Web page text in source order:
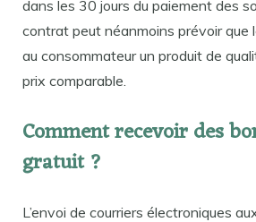
dans les 30 jours du paiement des
contrat peut néanmoins prévoir que
au consommateur un produit de
prix comparable.
Comment recevoir des
gratuit ?
L’envoi de courriers électroniques